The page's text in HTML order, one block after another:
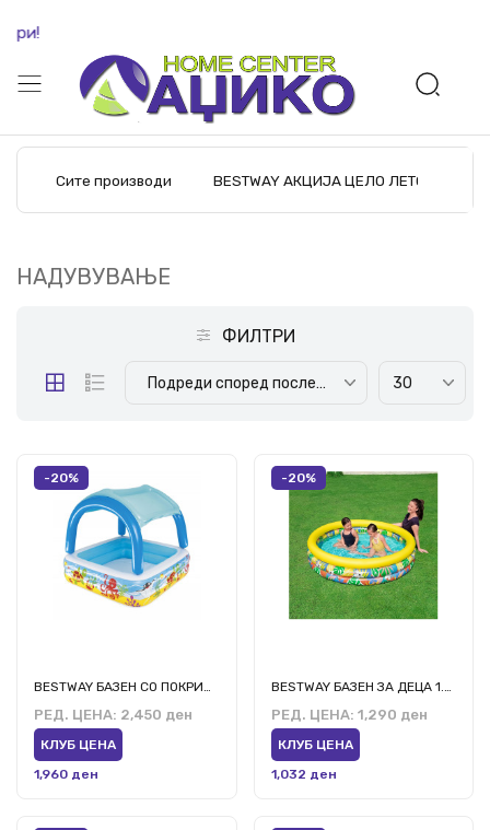
Сите производи BESTWAY АКЦИЈА ЦЕЛО ЛЕТО
НАДУВУВАЊЕ
ФИЛТРИ
Подреди според последните производи 30
-20%
РЕД. ЦЕНА: 2,450 ден
КЛУБ ЦЕНА
1,960 ден
-20%
РЕД. ЦЕНА: 1,290 ден
КЛУБ ЦЕНА
1,032 ден